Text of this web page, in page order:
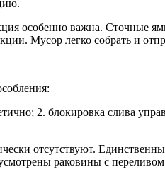
особенно важна. Сточные
Мусор легко собрать и
2. блокировка слива
отсутствуют.
раковины с